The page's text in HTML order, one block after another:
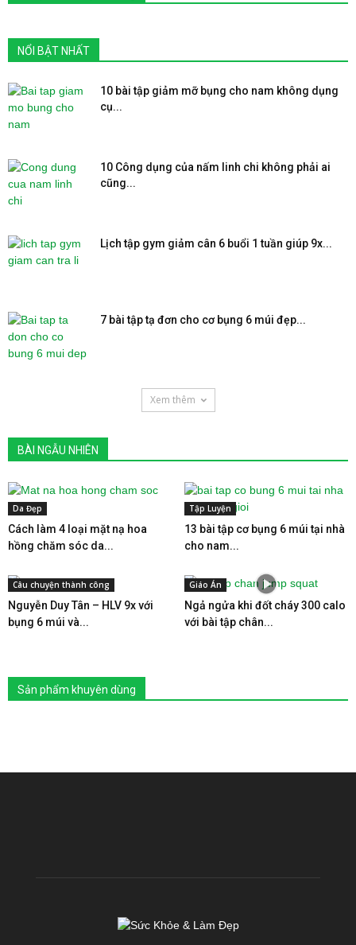
NỔI BẬT NHẤT
10 bài tập giảm mỡ bụng cho nam không dụng
cụ...
10 Công dụng của nấm linh chi không phải ai
cũng...
Lịch tập gym giảm cân 6 buổi 1 tuần giúp 9x...
7 bài tập tạ đơn cho cơ bụng 6 múi đẹp...
Xem thêm
BÀI NGẪU NHIÊN
Da Đẹp
Cách làm 4 loại mặt nạ hoa
hồng chăm sóc da...
Tập Luyện
13 bài tập cơ bụng 6 múi tại nhà
cho nam...
Câu chuyện thành công
Nguyễn Duy Tân – HLV 9x với
bụng 6 múi và...
Giáo Án
Ngả ngửa khi đốt cháy 300 calo
với bài tập chân...
Sản phẩm khuyên dùng